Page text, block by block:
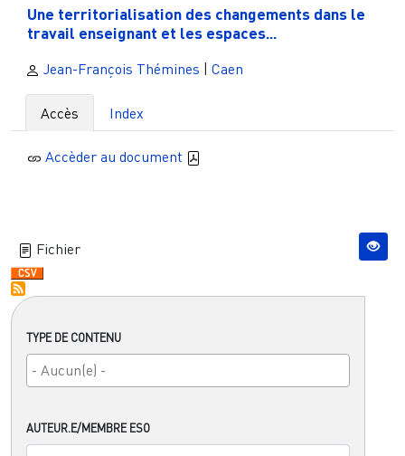
TYPE DE CONTENU
AUTEUR.E/MEMBRE ESO
Une territorialisation des changements dans le
travail enseignant et les espaces...
Jean-François Thémines Caen
Accès Index
Accèder au document
Fichier